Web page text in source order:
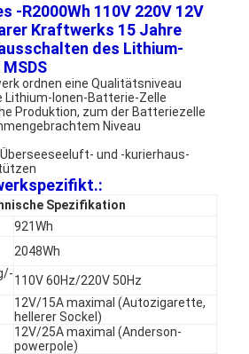
-R2000Wh 110V 220V 12V
Kraftwerks 15 Jahre
des Lithium-
ordnen eine Qualitätsniveau
Lithium-Ionen-Batterie-Zelle
Produktion, zum der Batteriezelle
Niveau
Überseeseeluft- und -kurierhaus-
Spezifikation
921Wh
2048Wh
110V 60Hz/220V 50Hz
12V/15A maximal (Autozigarette,
hellerer Sockel)
12V/25A maximal (Anderson-
powerpole)